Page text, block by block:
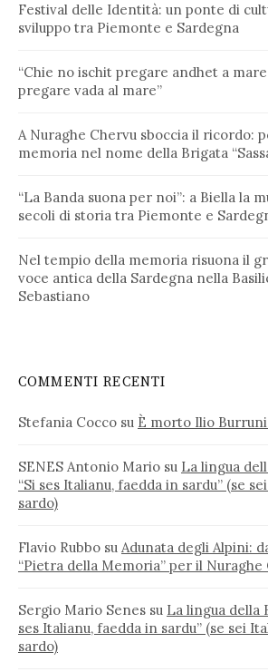
Festival delle Identità: un ponte di
sviluppo tra Piemonte e Sardegna
“Chie no ischit pregare andhet a
pregare vada al mare”
A Nuraghe Chervu sboccia il ricordo:
memoria nel nome della Brigata
“La Banda suona per noi”: a Biella la
secoli di storia tra Piemonte e
Nel tempio della memoria risuona il
voce antica della Sardegna nella
Sebastiano
COMMENTI RECENTI
Stefania Cocco su È morto Ilio
SENES Antonio Mario su La lingua
“Si ses Italianu, faedda in sardu” (se
sardo)
Flavio Rubbo su Adunata degli Alpini:
“Pietra della Memoria” per il Nuraghe
Sergio Mario Senes su La lingua della
ses Italianu, faedda in sardu” (se sei
sardo)